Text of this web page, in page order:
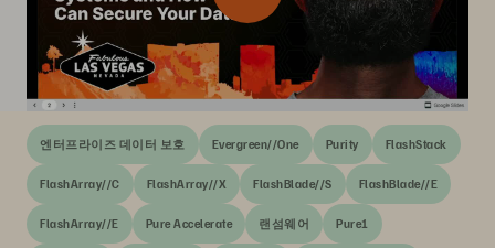
엔터프라이즈 데이터 보호 Evergreen//One Purity FlashStack
FlashArray//C FlashArray//X FlashBlade//S FlashBlade//E
FlashArray//E Pure Accelerate 랜섬웨어 Pure1